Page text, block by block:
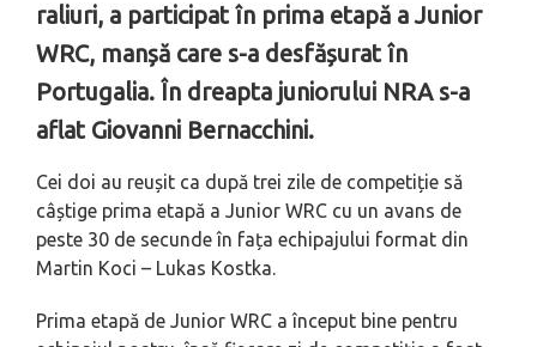
raliuri, a participat în prima etapă a Junior
WRC, manșă care s-a desfășurat în
Portugalia. În dreapta juniorului NRA s-a
aflat Giovanni Bernacchini.
Cei doi au reușit ca după trei zile de competiție să
câștige prima etapă a Junior WRC cu un avans de
peste 30 de secunde în fața echipajului format din
Martin Koci – Lukas Kostka.
Prima etapă de Junior WRC a început bine pentru